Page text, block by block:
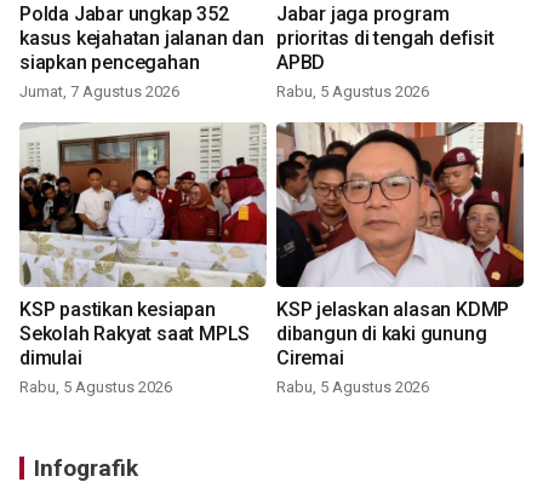
Polda Jabar ungkap 352
kasus kejahatan jalanan dan
siapkan pencegahan
Jumat, 7 Agustus 2026
Jabar jaga program
prioritas di tengah defisit
APBD
Rabu, 5 Agustus 2026
KSP pastikan kesiapan
Sekolah Rakyat saat MPLS
dimulai
Rabu, 5 Agustus 2026
KSP jelaskan alasan KDMP
dibangun di kaki gunung
Ciremai
Rabu, 5 Agustus 2026
Infografik